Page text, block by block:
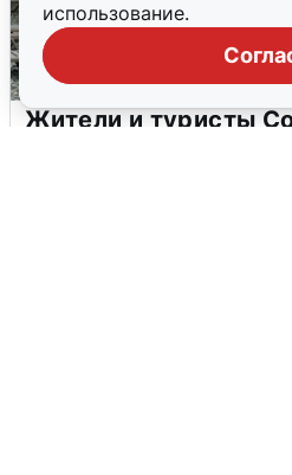
использование.
Жители и туристы